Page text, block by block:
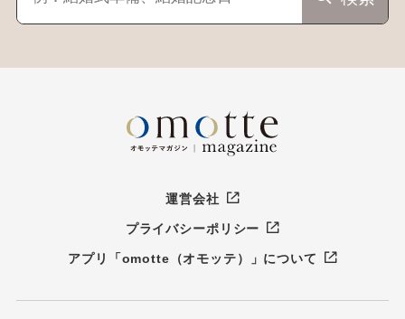
運営会社
プライバシーポリシー
アプリ「omotte（オモッテ）」について